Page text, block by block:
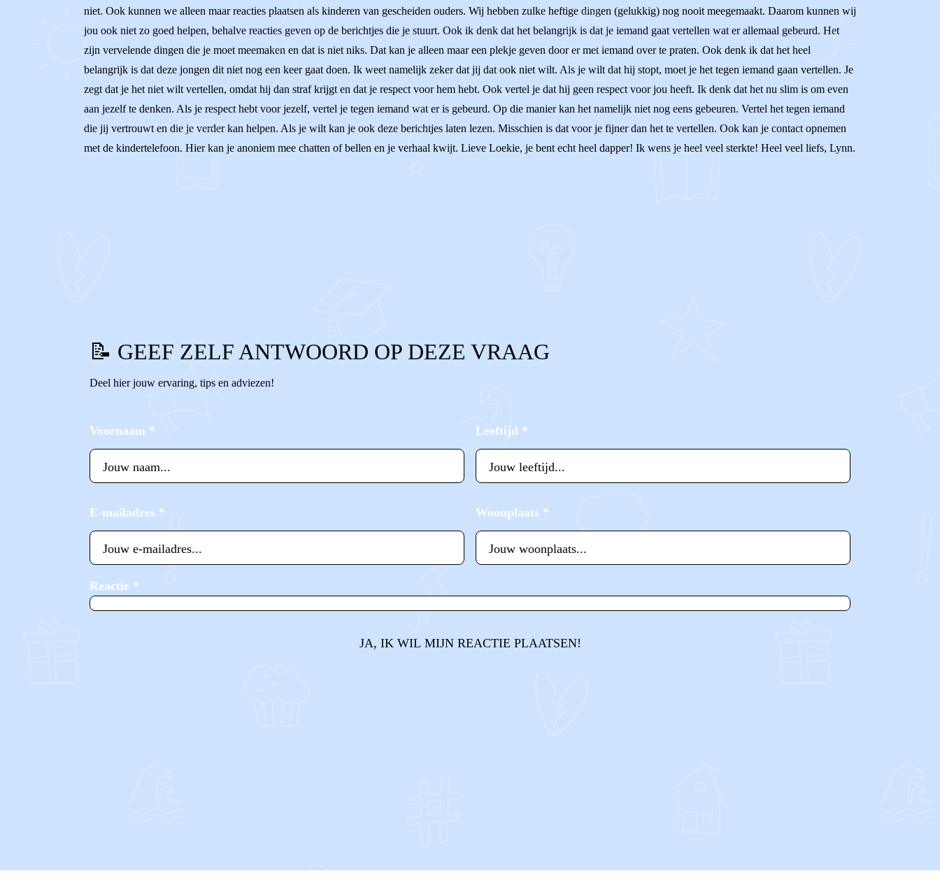
niet. Ook kunnen we alleen maar reacties plaatsen als kinderen van gescheiden ouders. Wij hebben zulke heftige dingen (gelukkig) nog nooit meegemaakt. Daarom kunnen wij
jou ook niet zo goed helpen, behalve reacties geven op de berichtjes die je stuurt. Ook ik denk dat het belangrijk is dat je iemand gaat vertellen wat er allemaal gebeurd. Het
zijn vervelende dingen die je moet meemaken en dat is niet niks. Dat kan je alleen maar een plekje geven door er met iemand over te praten. Ook denk ik dat het heel
belangrijk is dat deze jongen dit niet nog een keer gaat doen. Ik weet namelijk zeker dat jij dat ook niet wilt. Als je wilt dat hij stopt, moet je het tegen iemand gaan vertellen. Je
zegt dat je het niet wilt vertellen, omdat hij dan straf krijgt en dat je respect voor hem hebt. Ook vertel je dat hij geen respect voor jou heeft. Ik denk dat het nu slim is om even
aan jezelf te denken. Als je respect hebt voor jezelf, vertel je tegen iemand wat er is gebeurd. Op die manier kan het namelijk niet nog eens gebeuren. Vertel het tegen iemand
die jij vertrouwt en die je verder kan helpen. Als je wilt kan je ook deze berichtjes laten lezen. Misschien is dat voor je fijner dan het te vertellen. Ook kan je contact opnemen
met de kindertelefoon. Hier kan je anoniem mee chatten of bellen en je verhaal kwijt. Lieve Loekie, je bent echt heel dapper! Ik wens je heel veel sterkte! Heel veel liefs, Lynn.
📝 GEEF ZELF ANTWOORD OP DEZE VRAAG
Deel hier jouw ervaring, tips en adviezen!
Voornaam * Leeftijd *
E-mailadres * Woonplaats *
Reactie *
JA, IK WIL MIJN REACTIE PLAATSEN!